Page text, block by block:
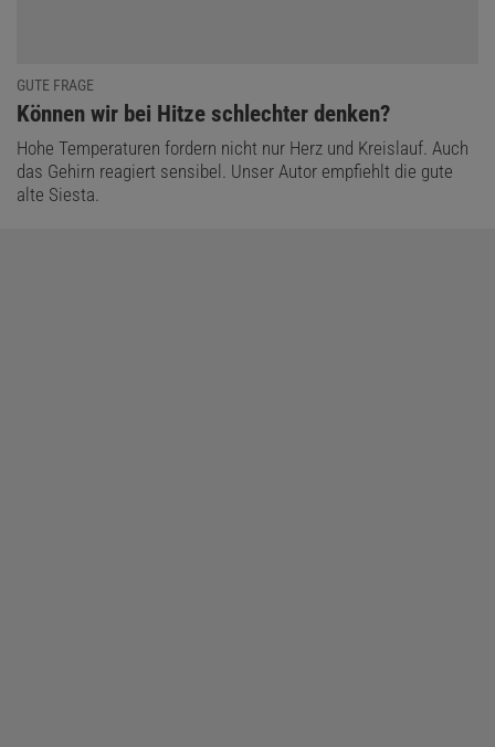
GUTE FRAGE
:
Können wir bei Hitze schlechter denken?
Hohe Temperaturen fordern nicht nur Herz und Kreislauf. Auch
das Gehirn reagiert sensibel. Unser Autor empfiehlt die gute
alte Siesta.